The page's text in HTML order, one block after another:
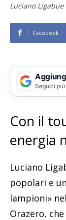
Luciano Ligabue
Facebook
Seguici
Con il
energia
Luciano
popolari e
lampioni»
Orazero,